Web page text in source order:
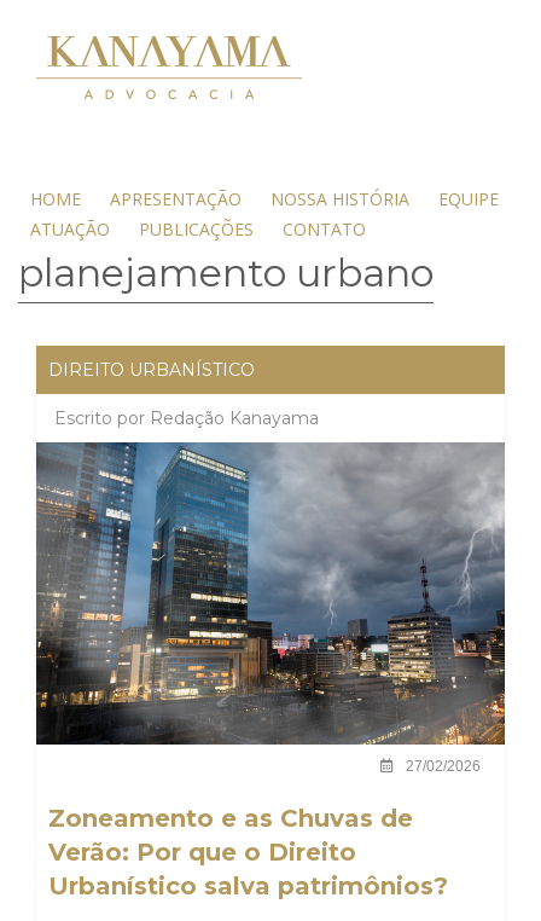
HOME APRESENTAÇÃO NOSSA HISTÓRIA
EQUIPE
ATUAÇÃO
PUBLICAÇÕES CONTATO
planejamento urbano
DIREITO URBANÍSTICO
Escrito por Redação Kanayama
27/02/2026
Zoneamento e as Chuvas de
Verão: Por que o Direito
Urbanístico salva patrimônios?